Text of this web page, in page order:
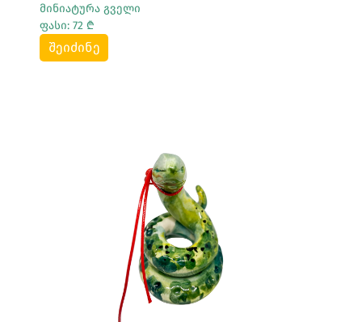
მინიატურა გველი
ფასი: 72 ₾
შეიძინე
Სრულად Ნახვა